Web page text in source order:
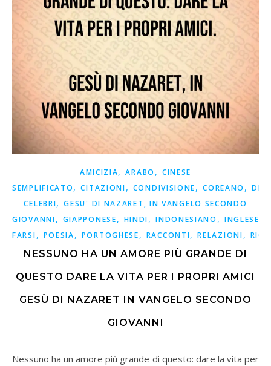
AMICIZIA,ARABO , CINESE
SEMPLIFICATO,CITAZIONI, CONDIVISIONE,COREANO ,
CELEBRI,GESU' DI NAZARET, IN VANGELO SECONDO
GIOVANNI, GIAPPONESE, HINDI,INDONESIANO , INGLESE
FARSI, POESIA, PORTOGHESE, RACCONTI,RELAZIONI,
NESSUNO HA UN AMORE PIÙ GRANDE DI
QUESTO DARE LA VITA PER I PROPRI AMICI
GESÙ DI NAZARET IN VANGELO SECONDO
GIOVANNI
Nessuno ha un amore più grande di questo: dare la vita per